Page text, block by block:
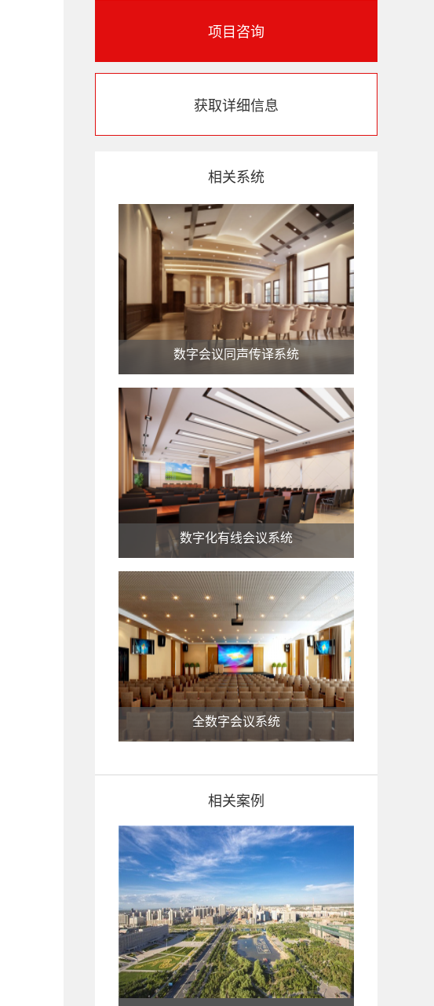
项目咨询
获取详细信息
相关系统
数字会议同声传译系统
数字化有线会议系统
全数字会议系统
相控数字会议系统
相关案例